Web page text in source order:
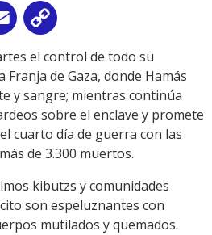
Email
Link
el control de todo su
de Gaza, donde Hamás
y sangre; mientras continúa
sobre el enclave y promete
cuarto día de guerra con las
de 3.300 muertos.
kibutzs y comunidades
son espeluznantes con
mutilados y quemados.